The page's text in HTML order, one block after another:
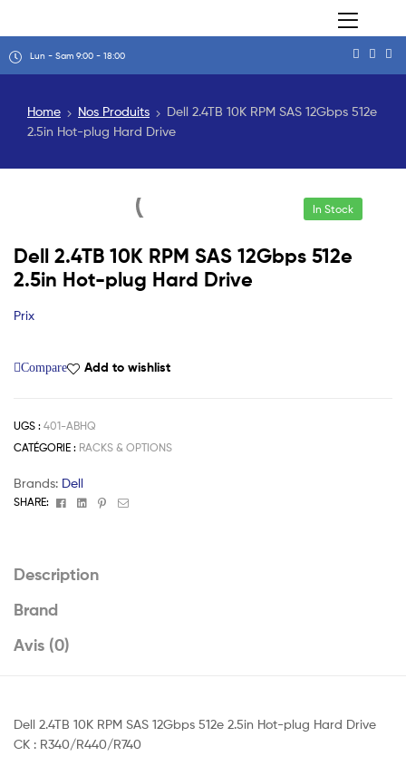
Lun - Sam 9:00 - 18:00
Home Nos Produits
Dell 2.4TB 10K RPM SAS 12Gbps 512e
2.5in Hot-plug Hard Drive
In Stock
Dell 2.4TB 10K RPM SAS 12Gbps 512e
2.5in Hot-plug Hard Drive
Prix
Compare Add to wishlist
UGS : 401-ABHQ
CATÉGORIE : RACKS & OPTIONS
Brands: Dell
SHARE: FacebookLinkedinPinterest
Email
Description
Brand
Avis (0)
Dell 2.4TB 10K RPM SAS 12Gbps 512e 2.5in Hot-plug Hard Drive
CK : R340/R440/R740